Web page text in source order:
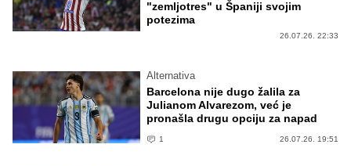
"zemljotres" u Španiji svojim
potezima
26.07.26. 22:33
Alternativa
Barcelona nije dugo žalila za
Julianom Alvarezom, već je
pronašla drugu opciju za napad
1 26.07.26. 19:51